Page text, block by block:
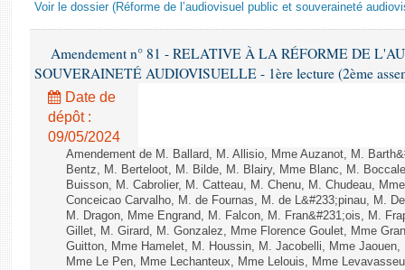
Voir le dossier (Réforme de l’audiovisuel public et souveraineté
Amendement n° 81 - RELATIVE À LA RÉFORME DE
SOUVERAINETÉ AUDIOVISUELLE - 1ère lecture (2ème
Date de
dépôt :
09/05/2024
Amendement de M. Ballard, M. Allisio, Mme Auzanot, M.
Bentz, M. Berteloot, M. Bilde, M. Blairy, Mme Blanc, M.
Buisson, M. Cabrolier, M. Catteau, M. Chenu, M. Chudeau,
Conceicao Carvalho, M. de Fournas, M. de L&#233;pinau, M.
M. Dragon, Mme Engrand, M. Falcon, M. Fran&#231;ois, M.
Gillet, M. Girard, M. Gonzalez, Mme Florence Goulet, Mme
Guitton, Mme Hamelet, M. Houssin, M. Jacobelli, Mme
Mme Le Pen, Mme Lechanteux, Mme Lelouis, Mme